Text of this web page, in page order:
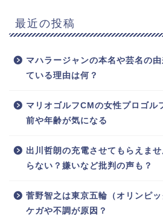
最近の投稿
マハラージャンの本名や芸名の
ている理由は何？
マリオゴルフCMの女性プロゴル
前や年齢が気になる
出川哲朗の充電させてもらえま
らない？嫌いなど批判の声も？
菅野智之は東京五輪（オリンピ
ケガや不調が原因？